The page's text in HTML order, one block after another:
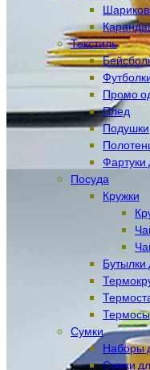
Текстиль
Промо
Плед
Подушки
Фартуки
Посуда
Кружки
Бутылки
Термосы
Сумки
Наборы
Сумки